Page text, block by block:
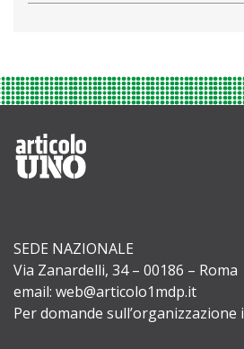
SEDE NAZIONALE
Via Zanardelli, 34 – 00186 – Roma
email: web@articolo1mdp.it
Per domande